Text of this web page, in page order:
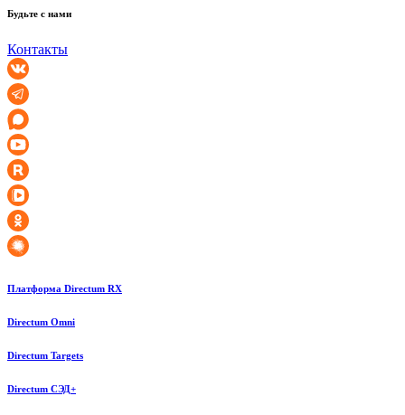
Будьте с нами
Контакты
Платформа Directum RX
Directum Omni
Directum Targets
Directum СЭД+